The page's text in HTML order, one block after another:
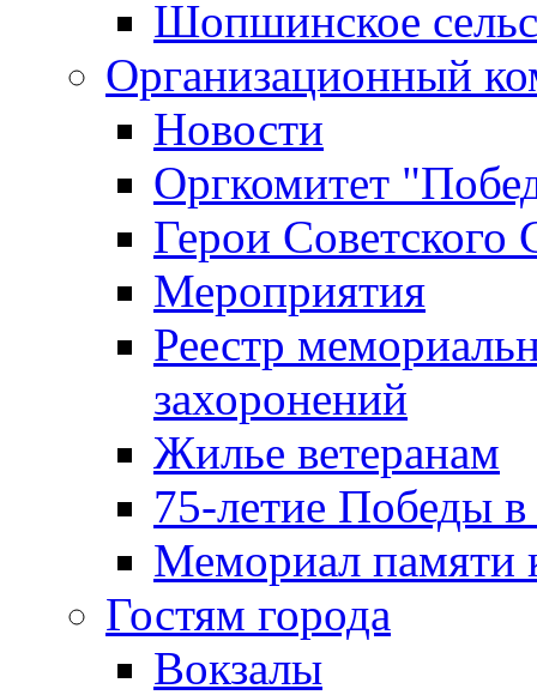
Шопшинское
Организационный
Новости
Оргкомитет
Герои Советского
Мероприятия
Реестр
захоронений
Жилье ветеранам
75-летие Победы
Мемориал памяти
Гостям города
Вокзалы